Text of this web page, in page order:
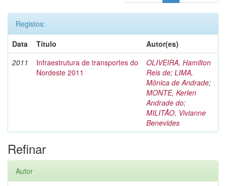
Registos:
Data
Título
Autor(es)
2011
Infraestrutura de transportes do
Nordeste 2011
OLIVEIRA, Hamilton
Reis de; LIMA,
Mônica de Andrade;
MONTE, Kerlen
Andrade do;
MILITÃO, Vivianne
Benevides
Refinar
Autor